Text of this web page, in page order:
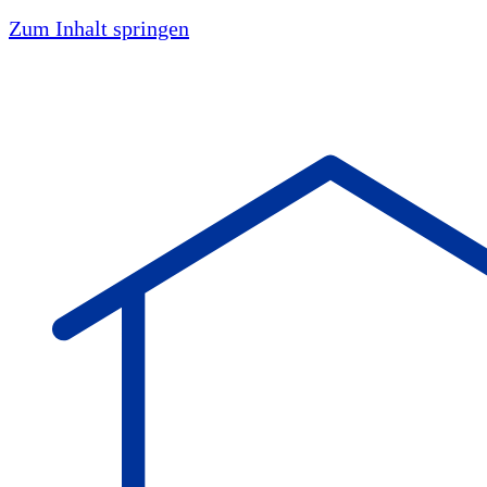
Zum Inhalt springen